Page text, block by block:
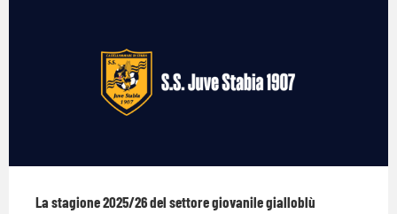
La stagione 2025/26 del settore giovanile gialloblù